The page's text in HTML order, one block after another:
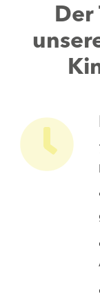
Der